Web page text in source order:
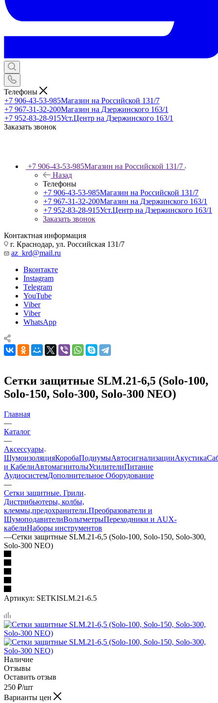
Телефоны
+7 906-43-53-985Магазин на Российской 131/7
+7 967-31-32-200Магазин на Дзержинского 163/1
+7 952-83-28-915Уст.Центр на Дзержинского 163/1
Заказать звонок
+7 906-43-53-985Магазин на Российской 131/7
Назад
Телефоны
+7 906-43-53-985Магазин на Российской 131/7
+7 967-31-32-200Магазин на Дзержинского 163/1
+7 952-83-28-915Уст.Центр на Дзержинского 163/1
Заказать звонок
Контактная информация
г. Краснодар, ул. Российская 131/7
az_krd@mail.ru
Вконтакте
Instagram
Telegram
YouTube
Viber
Viber
WhatsApp
Сетки защитные SLM.21-6,5 (Solo-100,
Solo-150, Solo-300, Solo-300 NEO)
Главная
—
Каталог
—
Аксессуары
ШумоизоляцияКоробаПодиумыАвтосигнализацииАкустика
и КабелиАвтомагнитолыУсилителиПитание
АудиосистемДополнительное Оборудование
—
Сетки защитные. Грили
Дистрибьютеры, колбы,
клеммы,предохранители.Преобразователи и
ШумоподавителиВольтметрыПереходники и AUX-
кабелиНаборы инструментов
—Сетки защитные SLM.21-6,5 (Solo-100, Solo-150, Solo-300,
Solo-300 NEO)
Артикул: SETKISLM.21-6.5
Наличие
Отзывы
Оставить отзыв
250 ₽/шт
Варианты цен